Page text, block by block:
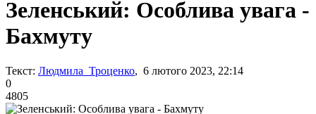
Зеленський: Особлива увага -
Бахмуту
Текст: Людмила Троценко, 6 лютого 2023, 22:14
0
4805